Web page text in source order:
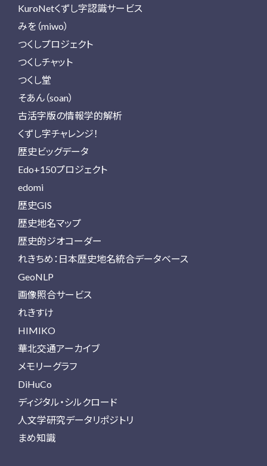
KuroNetくずし字認識サービス
みを（miwo）
つくしプロジェクト
つくしチャット
つくし堂
そあん（soan）
古活字版の情報学的解析
くずし字チャレンジ！
歴史ビッグデータ
Edo+150プロジェクト
edomi
歴史GIS
歴史地名マップ
歴史的ジオコーダー
れきちめ：日本歴史地名統合データベース
GeoNLP
画像照合サービス
れきすけ
HIMIKO
華北交通アーカイブ
メモリーグラフ
DiHuCo
ディジタル・シルクロード
人文学研究データリポジトリ
まめ知識